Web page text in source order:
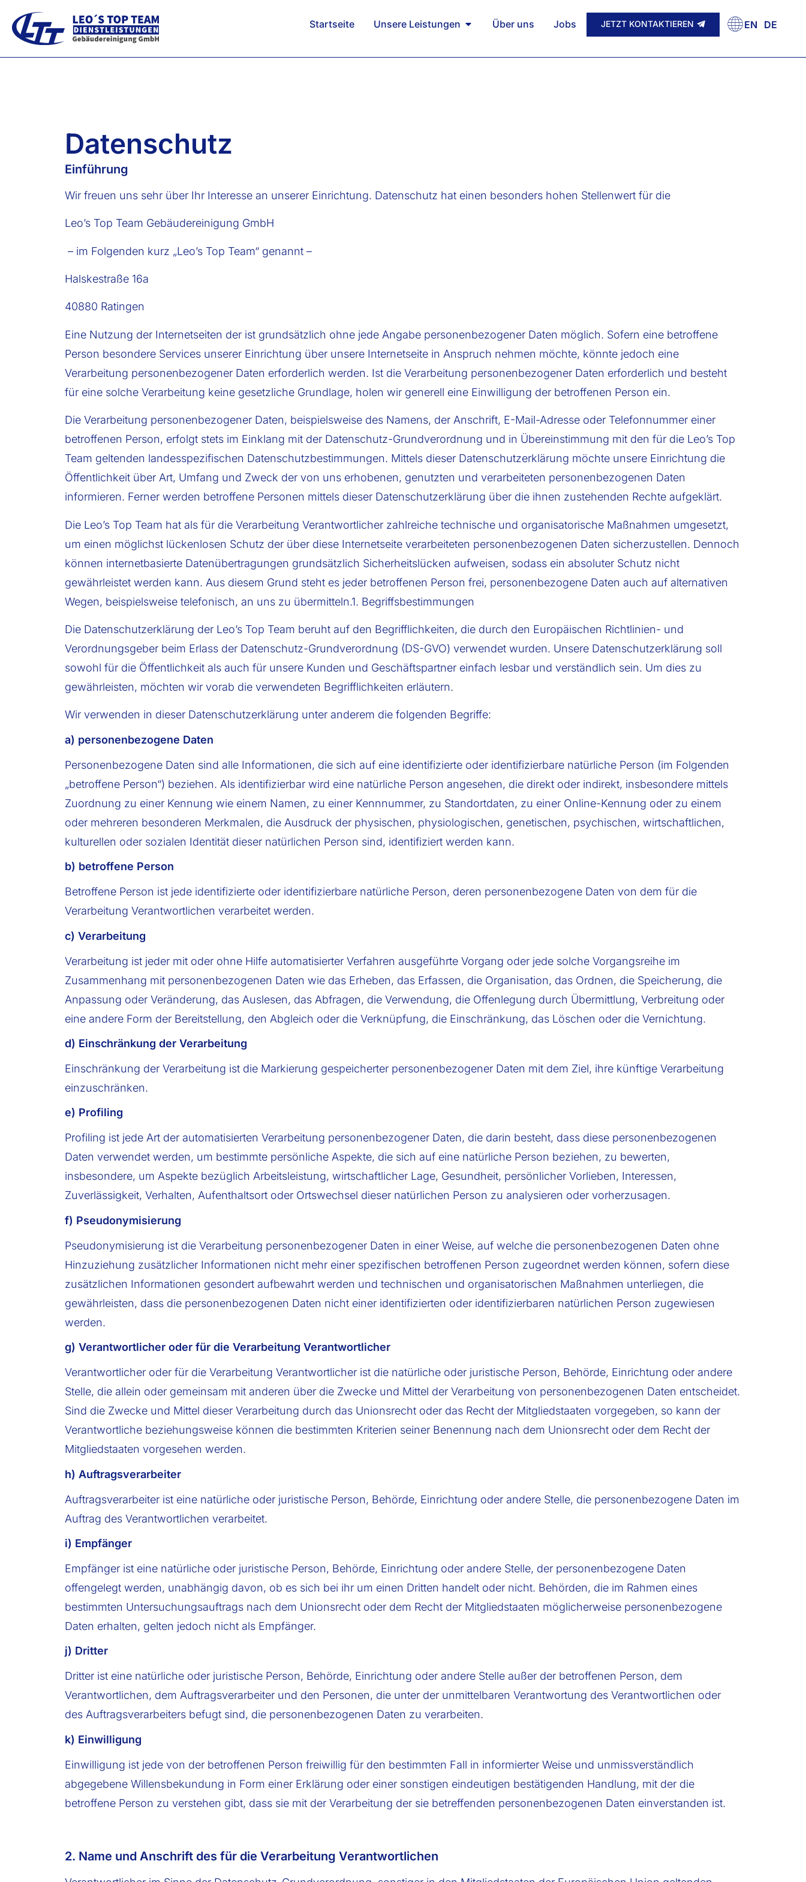
Startseite Unsere Leistungen Über uns Jobs JETZT KONTAKTIEREN EN DE
Datenschutz
Einführung
Wir freuen uns sehr über Ihr Interesse an unserer Einrichtung. Datenschutz hat einen besonders hohen Stellenwert für die
Leo’s Top Team Gebäudereinigung GmbH
– im Folgenden kurz „Leo’s Top Team“ genannt –
Halskestraße 16a
40880 Ratingen
Eine Nutzung der Internetseiten der ist grundsätzlich ohne jede Angabe personenbezogener Daten möglich. Sofern eine betroffene
Person besondere Services unserer Einrichtung über unsere Internetseite in Anspruch nehmen möchte, könnte jedoch eine
Verarbeitung personenbezogener Daten erforderlich werden. Ist die Verarbeitung personenbezogener Daten erforderlich und besteht
für eine solche Verarbeitung keine gesetzliche Grundlage, holen wir generell eine Einwilligung der betroffenen Person ein.
Die Verarbeitung personenbezogener Daten, beispielsweise des Namens, der Anschrift, E-Mail-Adresse oder Telefonnummer einer
betroffenen Person, erfolgt stets im Einklang mit der Datenschutz-Grundverordnung und in Übereinstimmung mit den für die Leo’s Top
Team geltenden landesspezifischen Datenschutzbestimmungen. Mittels dieser Datenschutzerklärung möchte unsere Einrichtung die
Öffentlichkeit über Art, Umfang und Zweck der von uns erhobenen, genutzten und verarbeiteten personenbezogenen Daten
informieren. Ferner werden betroffene Personen mittels dieser Datenschutzerklärung über die ihnen zustehenden Rechte aufgeklärt.
Die Leo’s Top Team hat als für die Verarbeitung Verantwortlicher zahlreiche technische und organisatorische Maßnahmen umgesetzt,
um einen möglichst lückenlosen Schutz der über diese Internetseite verarbeiteten personenbezogenen Daten sicherzustellen. Dennoch
können internetbasierte Datenübertragungen grundsätzlich Sicherheitslücken aufweisen, sodass ein absoluter Schutz nicht
gewährleistet werden kann. Aus diesem Grund steht es jeder betroffenen Person frei, personenbezogene Daten auch auf alternativen
Wegen, beispielsweise telefonisch, an uns zu übermitteln.1. Begriffsbestimmungen
Die Datenschutzerklärung der Leo’s Top Team beruht auf den Begrifflichkeiten, die durch den Europäischen Richtlinien- und
Verordnungsgeber beim Erlass der Datenschutz-Grundverordnung (DS-GVO) verwendet wurden. Unsere Datenschutzerklärung soll
sowohl für die Öffentlichkeit als auch für unsere Kunden und Geschäftspartner einfach lesbar und verständlich sein. Um dies zu
gewährleisten, möchten wir vorab die verwendeten Begrifflichkeiten erläutern.
Wir verwenden in dieser Datenschutzerklärung unter anderem die folgenden Begriffe:
a) personenbezogene Daten
Personenbezogene Daten sind alle Informationen, die sich auf eine identifizierte oder identifizierbare natürliche Person (im Folgenden
„betroffene Person“) beziehen. Als identifizierbar wird eine natürliche Person angesehen, die direkt oder indirekt, insbesondere mittels
Zuordnung zu einer Kennung wie einem Namen, zu einer Kennnummer, zu Standortdaten, zu einer Online-Kennung oder zu einem
oder mehreren besonderen Merkmalen, die Ausdruck der physischen, physiologischen, genetischen, psychischen, wirtschaftlichen,
kulturellen oder sozialen Identität dieser natürlichen Person sind, identifiziert werden kann.
b) betroffene Person
Betroffene Person ist jede identifizierte oder identifizierbare natürliche Person, deren personenbezogene Daten von dem für die
Verarbeitung Verantwortlichen verarbeitet werden.
c) Verarbeitung
Verarbeitung ist jeder mit oder ohne Hilfe automatisierter Verfahren ausgeführte Vorgang oder jede solche Vorgangsreihe im
Zusammenhang mit personenbezogenen Daten wie das Erheben, das Erfassen, die Organisation, das Ordnen, die Speicherung, die
Anpassung oder Veränderung, das Auslesen, das Abfragen, die Verwendung, die Offenlegung durch Übermittlung, Verbreitung oder
eine andere Form der Bereitstellung, den Abgleich oder die Verknüpfung, die Einschränkung, das Löschen oder die Vernichtung.
d) Einschränkung der Verarbeitung
Einschränkung der Verarbeitung ist die Markierung gespeicherter personenbezogener Daten mit dem Ziel, ihre künftige Verarbeitung
einzuschränken.
e) Profiling
Profiling ist jede Art der automatisierten Verarbeitung personenbezogener Daten, die darin besteht, dass diese personenbezogenen
Daten verwendet werden, um bestimmte persönliche Aspekte, die sich auf eine natürliche Person beziehen, zu bewerten,
insbesondere, um Aspekte bezüglich Arbeitsleistung, wirtschaftlicher Lage, Gesundheit, persönlicher Vorlieben, Interessen,
Zuverlässigkeit, Verhalten, Aufenthaltsort oder Ortswechsel dieser natürlichen Person zu analysieren oder vorherzusagen.
f) Pseudonymisierung
Pseudonymisierung ist die Verarbeitung personenbezogener Daten in einer Weise, auf welche die personenbezogenen Daten ohne
Hinzuziehung zusätzlicher Informationen nicht mehr einer spezifischen betroffenen Person zugeordnet werden können, sofern diese
zusätzlichen Informationen gesondert aufbewahrt werden und technischen und organisatorischen Maßnahmen unterliegen, die
gewährleisten, dass die personenbezogenen Daten nicht einer identifizierten oder identifizierbaren natürlichen Person zugewiesen
werden.
g) Verantwortlicher oder für die Verarbeitung Verantwortlicher
Verantwortlicher oder für die Verarbeitung Verantwortlicher ist die natürliche oder juristische Person, Behörde, Einrichtung oder andere
Stelle, die allein oder gemeinsam mit anderen über die Zwecke und Mittel der Verarbeitung von personenbezogenen Daten entscheidet.
Sind die Zwecke und Mittel dieser Verarbeitung durch das Unionsrecht oder das Recht der Mitgliedstaaten vorgegeben, so kann der
Verantwortliche beziehungsweise können die bestimmten Kriterien seiner Benennung nach dem Unionsrecht oder dem Recht der
Mitgliedstaaten vorgesehen werden.
h) Auftragsverarbeiter
Auftragsverarbeiter ist eine natürliche oder juristische Person, Behörde, Einrichtung oder andere Stelle, die personenbezogene Daten im
Auftrag des Verantwortlichen verarbeitet.
i) Empfänger
Empfänger ist eine natürliche oder juristische Person, Behörde, Einrichtung oder andere Stelle, der personenbezogene Daten
offengelegt werden, unabhängig davon, ob es sich bei ihr um einen Dritten handelt oder nicht. Behörden, die im Rahmen eines
bestimmten Untersuchungsauftrags nach dem Unionsrecht oder dem Recht der Mitgliedstaaten möglicherweise personenbezogene
Daten erhalten, gelten jedoch nicht als Empfänger.
j) Dritter
Dritter ist eine natürliche oder juristische Person, Behörde, Einrichtung oder andere Stelle außer der betroffenen Person, dem
Verantwortlichen, dem Auftragsverarbeiter und den Personen, die unter der unmittelbaren Verantwortung des Verantwortlichen oder
des Auftragsverarbeiters befugt sind, die personenbezogenen Daten zu verarbeiten.
k) Einwilligung
Einwilligung ist jede von der betroffenen Person freiwillig für den bestimmten Fall in informierter Weise und unmissverständlich
abgegebene Willensbekundung in Form einer Erklärung oder einer sonstigen eindeutigen bestätigenden Handlung, mit der die
betroffene Person zu verstehen gibt, dass sie mit der Verarbeitung der sie betreffenden personenbezogenen Daten einverstanden ist.
2. Name und Anschrift des für die Verarbeitung Verantwortlichen